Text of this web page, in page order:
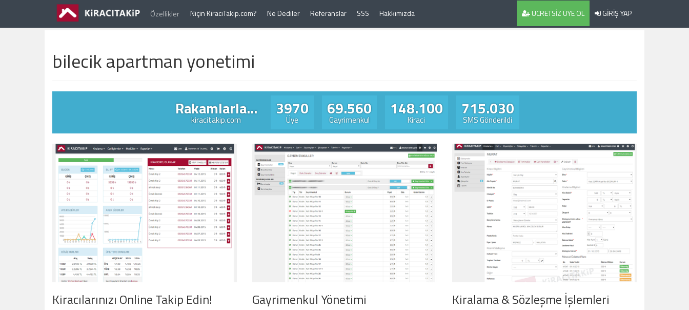
Özellikler Niçin KiracıTakip.com? Ne Dediler Referanslar SSS Hakkımızda ÜCRETSİZ ÜYE OL GİRİŞ YAP
bilecik apartman yonetimi
Rakamlarla...
kiracitakip.com
3970
Üye
69.560
Gayrimenkul
148.100
Kiraci
715.030
SMS Gönderildi
Kiracılarınızı Online Takip Edin! Gayrimenkul Yönetimi Kiralama & Sözleşme İşlemleri